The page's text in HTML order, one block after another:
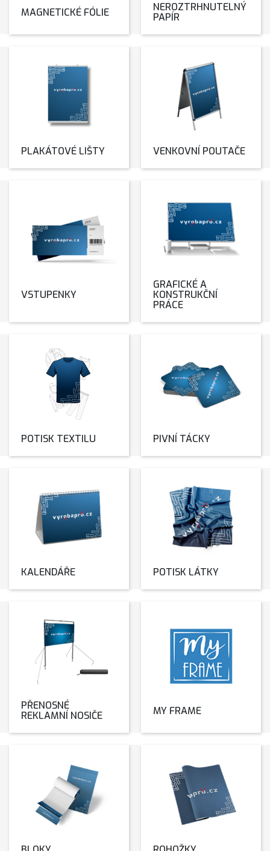
MAGNETICKÉ FÓLIE
NEROZTRHNUTELNÝ
PAPÍR
PLAKÁTOVÉ LIŠTY VENKOVNÍ POUTAČE
VSTUPENKY
GRAFICKÉ A
KONSTRUKČNÍ
PRÁCE
POTISK TEXTILU PIVNÍ TÁCKY
KALENDÁŘE POTISK LÁTKY
PŘENOSNÉ
REKLAMNÍ NOSIČE
MY FRAME